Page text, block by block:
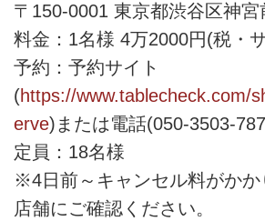
〒150-0001 東京都渋谷区神宮
料金：1名様 4万2000円(税・
予約：予約サイト
(https://www.tablecheck.com/
erve)または電話(050-3503-
定員：18名様
※4日前～キャンセル料がかか
店舗にご確認ください。